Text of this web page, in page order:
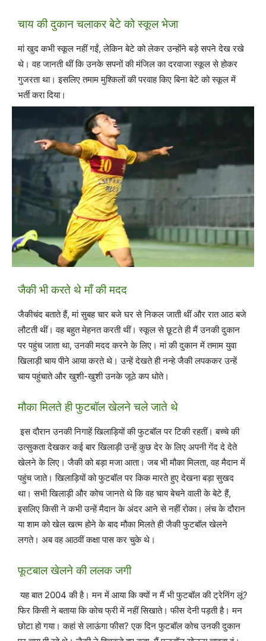
चाय की दुकान चलाकर बेटे को स्कूल भेजा
मां खुद कभी स्कूल नहीं गईं, लेकिन बेटे को लेकर उन्होंने बड़े सपने देख रखे
थे। वह जानती थीं कि उनके सपनों की मंजिल का दरवाजा स्कूल से होकर
गुजरता था। इसलिए तमाम मुश्किलों की परवाह किए बिना बेटे को स्कूल में
भर्ती करा दिया।
जैकी भी करते थे माँ की मदद
जैकीचंद बताते हैं, मां सुबह चार बजे घर से निकल जाती थीं और रात आठ बजे
लौटती थीं। वह बहुत मेहनत करती थीं। स्कूल से छूटते ही मैं उनकी दुकान
पर पहुंच जाता था, उनकी मदद करने के लिए। मां की दुकान में तमाम युवा
खिलाड़ी चाय पीने आया करते थे। उन्हें देखते ही नन्हे जैकी लपककर उन्हें
चाय पहुंचाते और खुशी-खुशी उनके जूठे कप धोते।
मौका मिलते ही फुटबॉल खेलने चले जाते थे
इस दौरान उनकी निगाहें खिलाड़ियों की फुटबॉल पर टिकी रहतीं। बच्चे की
उत्सुकता देखकर कई बार खिलाड़ी उन्हें कुछ देर के लिए अपनी गेंद दे देते
खेलने के लिए। जैकी को बड़ा मजा आता। जब भी मौका मिलता, वह मैदान में
पहुंच जाते। खिलाड़ियों को फुटबॉल पर किक मारते हुए देखना बड़ा सुखद
था। सभी खिलाड़ी और कोच जानते थे कि वह चाय बेचने वाली के बेटे हैं,
इसलिए किसी ने कभी उन्हें मैदान के अंदर आने से नहीं रोका। लंच के दौरान
या शाम को खेल खत्म होने के बाद मौका मिलते ही जैकी फुटबॉल खेलने
लगते। अब वह आठवीं कक्षा पास कर चुके थे।
फूटबाल खेलने की ललक जगी
यह बात 2004 की है। मन में आया कि क्यों न मैं भी फुटबॉल की ट्रेनिंग लूं?
फिर किसी ने बताया कि कोच फ्री में नहीं सिखाते। फीस देनी पड़ती है। मन
छोटा हो गया। कहां से लाऊंगा फीस? एक दिन फुटबॉल कोच उनकी दुकान